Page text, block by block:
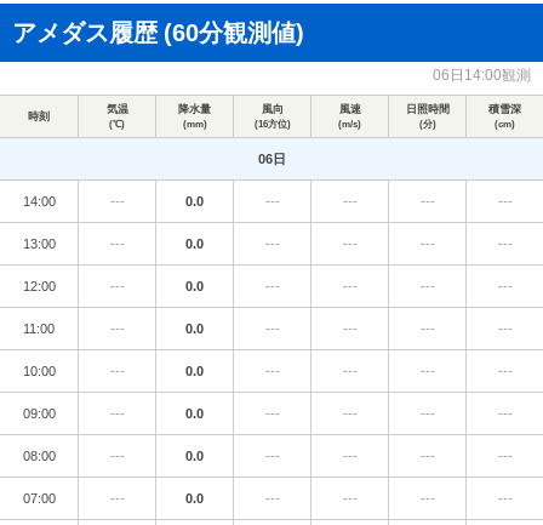
アメダス履歴 (60分観測値)
06日14:00観測
時刻
気温
(℃)
降水量
(mm)
風向
(16方位)
風速
(m/s)
日照時間
(分)
積雪深
(cm)
06日
14:00 --- 0.0 --- --- --- ---
13:00 --- 0.0 --- --- --- ---
12:00 --- 0.0 --- --- --- ---
11:00 --- 0.0 --- --- --- ---
10:00 --- 0.0 --- --- --- ---
09:00 --- 0.0 --- --- --- ---
08:00 --- 0.0 --- --- --- ---
07:00 --- 0.0 --- --- --- ---